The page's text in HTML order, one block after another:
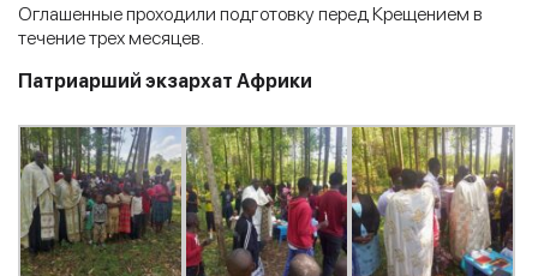
Оглашенные проходили подготовку перед Крещением в
течение трех месяцев.
Патриарший экзархат Африки